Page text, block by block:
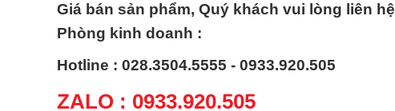
Giá bán sản phẩm, Quý khách vui lòng liên hệ
Phòng kinh doanh :
Hotline : 028.3504.5555 - 0933.920.505
ZALO : 0933.920.505